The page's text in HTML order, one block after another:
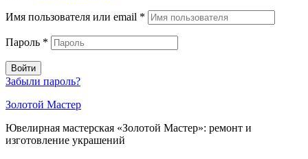
Имя пользователя или email *
Пароль *
Войти
Забыли пароль?
Золотой Мастер
Ювелирная мастерская «Золотой Мастер»: ремонт и
изготовление украшений